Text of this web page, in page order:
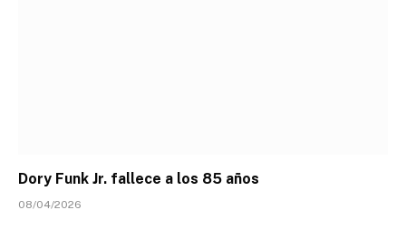
Dory Funk Jr. fallece a los 85 años
08/04/2026